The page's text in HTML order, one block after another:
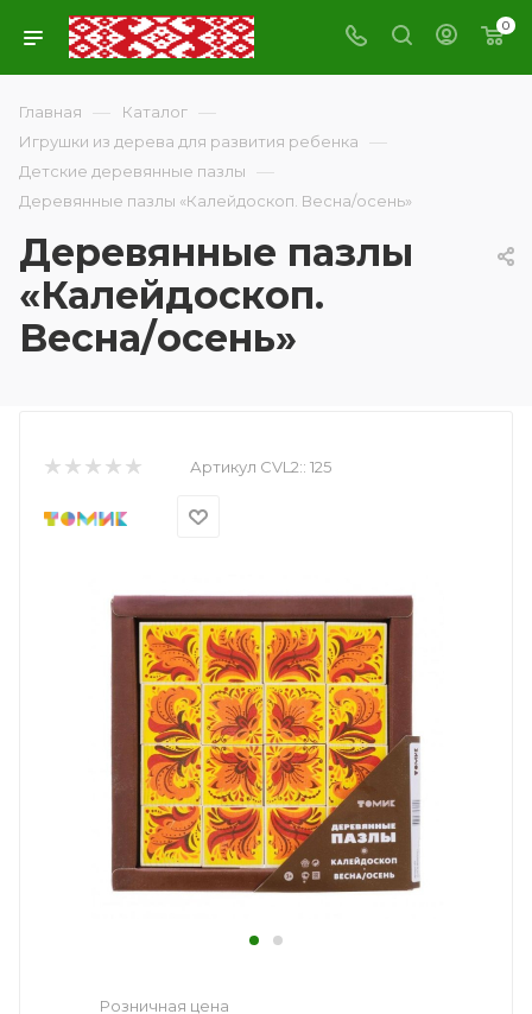
0
Главная — Каталог —
Игрушки из дерева для развития ребенка —
Детские деревянные пазлы —
Деревянные пазлы «Калейдоскоп. Весна/осень»
Деревянные пазлы
«Калейдоскоп.
Весна/осень»
Артикул CVL2:: 125
Розничная цена